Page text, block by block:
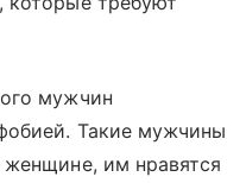
мужчин
Такие мужчины
им нравятся